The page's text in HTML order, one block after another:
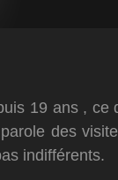
19 ans ,
des
indifférents.